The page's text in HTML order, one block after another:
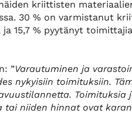
kriittisten
30 % on varmistanut
15,7 % pyytänyt
”Varautuminen ja
nykyisiin toimituksiin.
Toimituksia
niiden hinnat ovat